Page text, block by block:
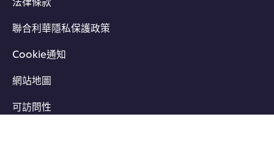
聯合利華隱私保護政策
Cookie通知
網站地圖
可訪問性